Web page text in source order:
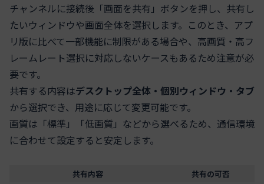
チャンネルに接続後「画面を共有」ボタンを押し、共有し
たいウィンドウや画面全体を選択します。このとき、アプ
リ版に比べて一部機能に制限がある場合や、高画質・高フ
レームレート選択に対応しないケースもあるため注意が必
要です。
共有する内容はデスクトップ全体・個別ウィンドウ・タブ
から選択でき、用途に応じて変更可能です。
画質は「標準」「低画質」などから選べるため、通信環境
に合わせて設定すると安定します。
共有内容
共有の可否